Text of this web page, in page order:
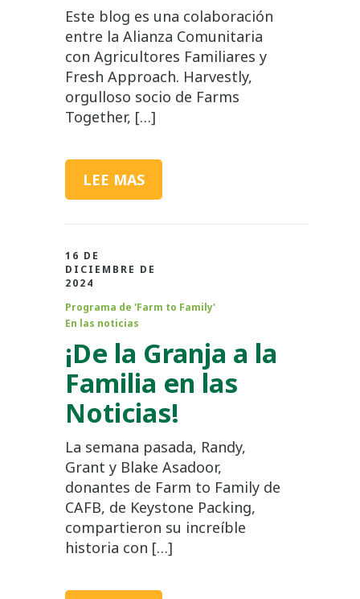
Este blog es una colaboración
entre la Alianza Comunitaria
con Agricultores Familiares y
Fresh Approach. Harvestly,
orgulloso socio de Farms
Together, […]
LEE MAS
16 DE
DICIEMBRE DE
2024
Programa de 'Farm to Family'
En las noticias
¡De la Granja a la
Familia en las
Noticias!
La semana pasada, Randy,
Grant y Blake Asadoor,
donantes de Farm to Family de
CAFB, de Keystone Packing,
compartieron su increíble
historia con […]